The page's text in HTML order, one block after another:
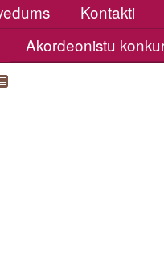
Kontakti
Akordeonistu